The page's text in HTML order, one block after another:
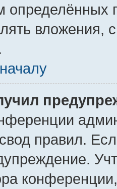
определённых
вложения,
правил.